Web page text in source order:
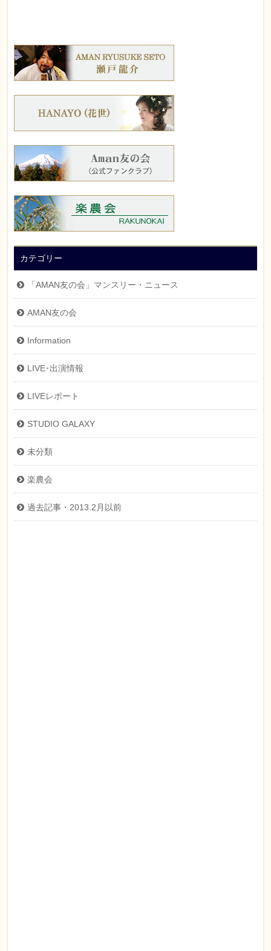
カテゴリー
「AMAN友の会」マンスリー・ニュース
AMAN友の会
Information
LIVE･出演情報
LIVEレポート
STUDIO GALAXY
未分類
楽農会
過去記事・2013.2月以前